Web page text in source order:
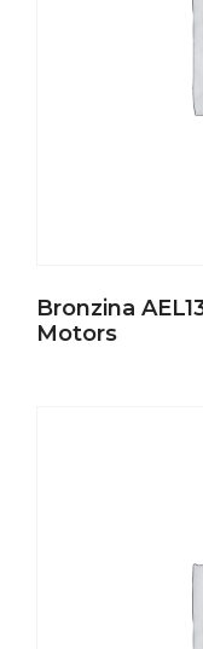
Bronzina
Motors